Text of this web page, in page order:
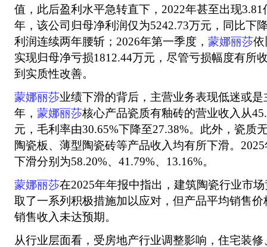
值，此后盈利水平急转直下，2022年甚至出现
年，该公司归母净利润仅为5242.73万元，同比下
利润连续两年腰斩；2026年第一季度， 蒙娜丽莎依
实现归母净亏损1812.44万元，尽管亏损幅度有所
到实质性改善。
蒙娜丽莎业绩下滑的背后，主营业务表现低迷或是
年， 蒙娜丽莎核心产品瓷质有釉砖的营业收入从
元，毛利率由30.65%下降至27.38%。此外，瓷质
陶瓷板、薄型陶瓷砖等产品收入均有所下滑。
下滑分别为58.20%、41.79%、13.16%。
蒙娜丽莎在2025年年报中指出，建筑陶瓷行业市
取了一系列积极措施加以应对，但产品平均销售
销售收入未达预期。
从行业层面看，受房地产行业调整影响，住宅装